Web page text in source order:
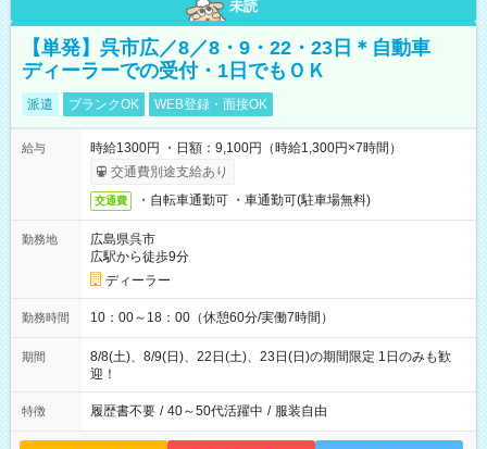
未読
【単発】呉市広／8／8・9・22・23日＊自動車
ディーラーでの受付・1日でもＯＫ
派遣 ブランクOK WEB登録・面接OK
給与
時給1300円 ・日額：9,100円（時給1,300円×7時間）
交通費別途支給あり
交通費 ・自転車通勤可 ・車通勤可(駐車場無料)
勤務地
広島県呉市
広駅から徒歩9分
ディーラー
勤務時間 10：00～18：00（休憩60分/実働7時間）
期間
8/8(土)、8/9(日)、22日(土)、23日(日)の期間限定 1日のみも歓
迎！
特徴 履歴書不要 / 40～50代活躍中 / 服装自由